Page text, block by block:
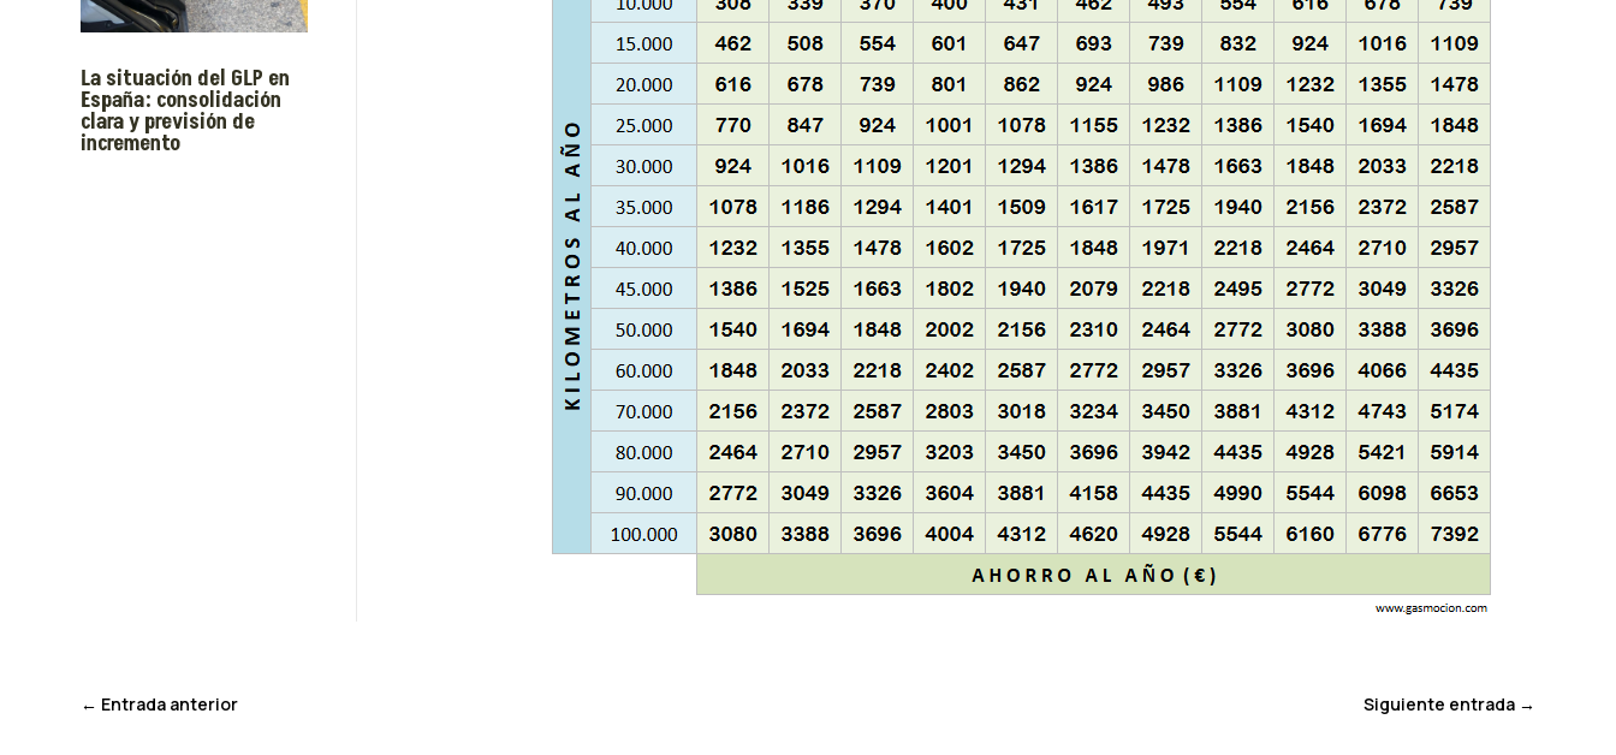
La situación del GLP en
España: consolidación
clara y previsión de
incremento
← Entrada anterior Siguiente entrada→